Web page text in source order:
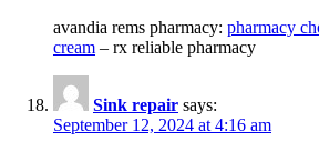
avandia rems pharmacy: pharmacy
cream – rx reliable pharmacy
Sink repair says:
September 12, 2024 at 4:16 am